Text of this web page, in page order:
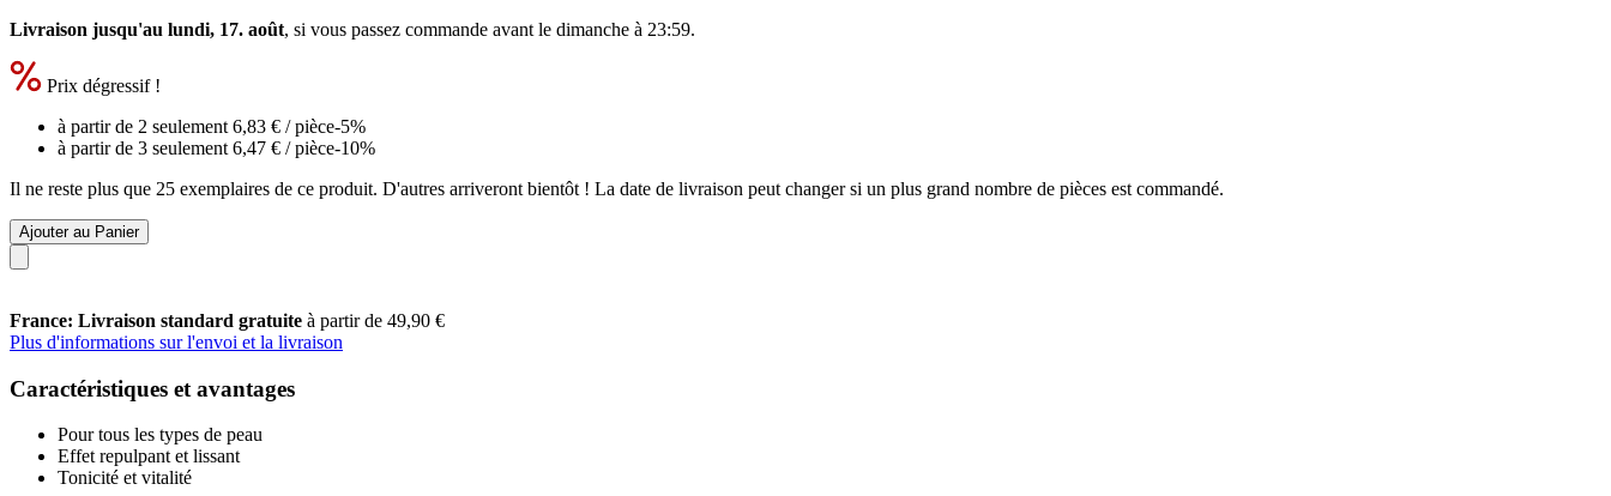
Livraison jusqu'au lundi, 17. août, si vous passez commande avant le dimanche à 23:59.
Prix dégressif !
à partir de 2 seulement 6,83 € / pièce-5%
à partir de 3 seulement 6,47 € / pièce-10%
Il ne reste plus que 25 exemplaires de ce produit. D'autres arriveront bientôt ! La date de livraison peut changer si un plus grand nombre de pièces est commandé.
Ajouter au Panier
France: Livraison standard gratuite à partir de 49,90 €
Plus d'informations sur l'envoi et la livraison
Caractéristiques et avantages
Pour tous les types de peau
Effet repulpant et lissant
Tonicité et vitalité